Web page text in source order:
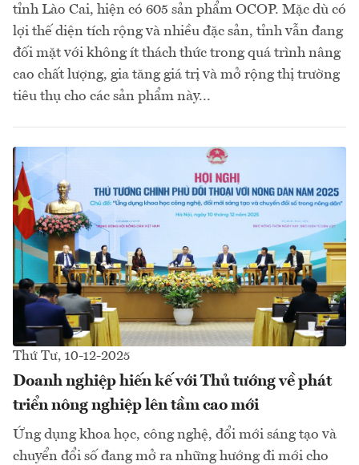
tỉnh Lào Cai, hiện có 605 sản phẩm OCOP. Mặc dù có
lợi thế diện tích rộng và nhiều đặc sản, tỉnh vẫn đang
đối mặt với không ít thách thức trong quá trình nâng
cao chất lượng, gia tăng giá trị và mở rộng thị trường
tiêu thụ cho các sản phẩm này...
Thứ Tư, 10-12-2025
Doanh nghiệp hiến kế với Thủ tướng về phát
triển nông nghiệp lên tầm cao mới
Ứng dụng khoa học, công nghệ, đổi mới sáng tạo và
chuyển đổi số đang mở ra những hướng đi mới cho